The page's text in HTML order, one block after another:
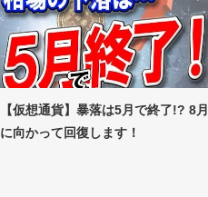
【仮想通貨】暴落は5月で終了!? 8月
に向かって回復します！